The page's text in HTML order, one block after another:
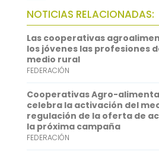
b
o
o
k
t
t
e
r
a
i
l
h
a
t
s
A
p
p
L
i
n
k
e
d
I
n
NOTICIAS RELACIONADAS:
Las cooperativas
los jóvenes las profesiones
medio rural
FEDERACIÓN
Cooperativas Agro-
celebra la activación del
regulación de la oferta de
la próxima campaña
FEDERACIÓN